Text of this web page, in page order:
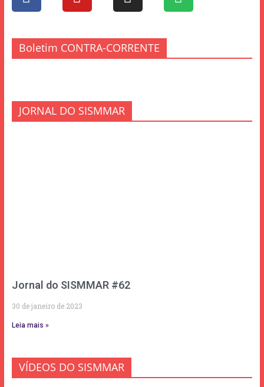
Boletim CONTRA-CORRENTE
JORNAL DO SISMMAR
Jornal do SISMMAR #62
30 de janeiro de 2023
Leia mais »
VÍDEOS DO SISMMAR